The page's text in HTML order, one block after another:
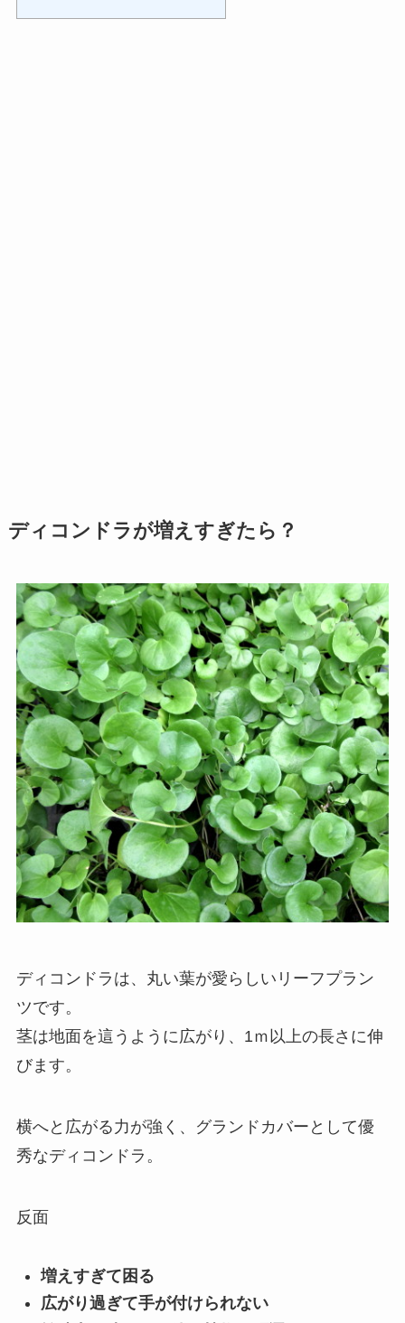
ディコンドラが増えすぎたら？
ディコンドラは、丸い葉が愛らしいリーフプラン
ツです。
茎は地面を這うように広がり、1ｍ以上の長さに伸
びます。
横へと広がる力が強く、グランドカバーとして優
秀なディコンドラ。
反面
増えすぎて困る
広がり過ぎて手が付けられない